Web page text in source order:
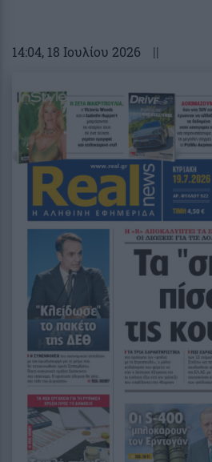
14:04, 18 Ιουλίου 2026 ||